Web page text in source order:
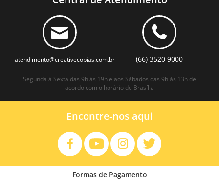
atendimento@creativecopias.com.br (66) 3520 9000
Segunda à Sexta das 9h às 19h e aos Sábados das 9h às 13h de
acordo com o horário de Brasília
Encontre-nos aqui
Formas de Pagamento